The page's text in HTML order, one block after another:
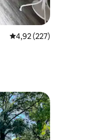
Gemiddelde
4,92 (227)